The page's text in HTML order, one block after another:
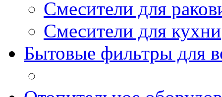
Смесители для
Смесители для кухни
Бытовые фильтры для